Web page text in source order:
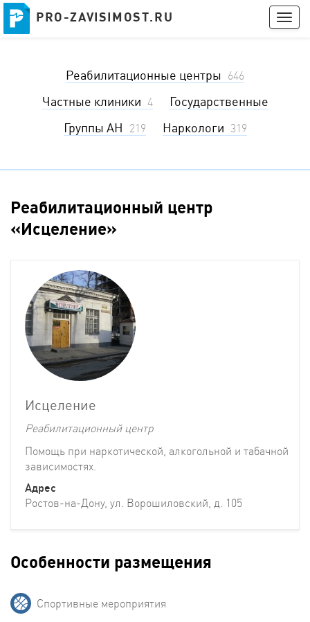
PRO-ZAVISIMOST.RU
PRO-ZAVISIMOST.RU
Реабилитационные центры 646
Частные клиники 4
Государственные
Группы АН 219 Наркологи 319
Реабилитационный центр
«Исцеление»
Исцеление
Реабилитационный центр
Помощь при наркотической, алкогольной и табачной
зависимостях.
Адрес
Ростов-на-Дону, ул. Ворошиловский, д. 105
Особенности размещения
Cпортивные мероприятия